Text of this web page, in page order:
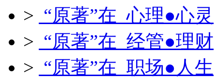
> “原著”在 心理●心灵
> “原著”在 经管●理财
> “原著”在 职场●人生